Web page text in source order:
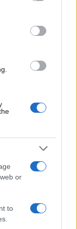
or
to
dose può